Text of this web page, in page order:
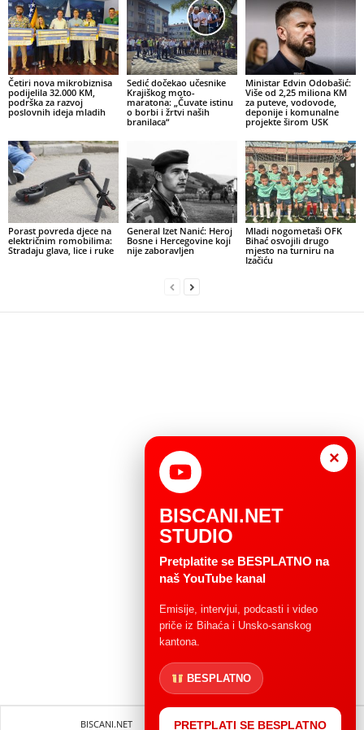
Četiri nova mikrobiznisa
podijelila 32.000 KM,
podrška za razvoj
poslovnih ideja mladih
Sedić dočekao učesnike
Krajiškog moto-
maratona: „Čuvate istinu
o borbi i žrtvi naših
branilaca“
Ministar Edvin Odobašić:
Više od 2,25 miliona KM
za puteve, vodovode,
deponije i komunalne
projekte širom USK
Porast povreda djece na
električnim romobilima:
Stradaju glava, lice i ruke
General Izet Nanić: Heroj
Bosne i Hercegovine koji
nije zaboravljen
Mladi nogometaši OFK
Bihać osvojili drugo
mjesto na turniru na
Izačiću
BISCANI.NET Impressum Uvjeti korištenja
×
BISCANI.NET
STUDIO
Pretplatite se BESPLATNO na
naš YouTube kanal
Emisije, intervjui, podcasti i video
priče iz Bihaća i Unsko-sanskog
kantona.
BESPLATNO
PRETPLATI SE BESPLATNO